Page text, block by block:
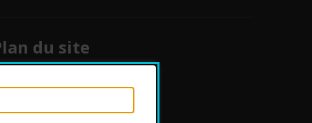
du site
des